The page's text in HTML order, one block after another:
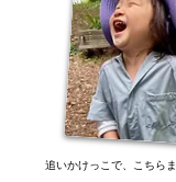
追いかけっこで、こちら